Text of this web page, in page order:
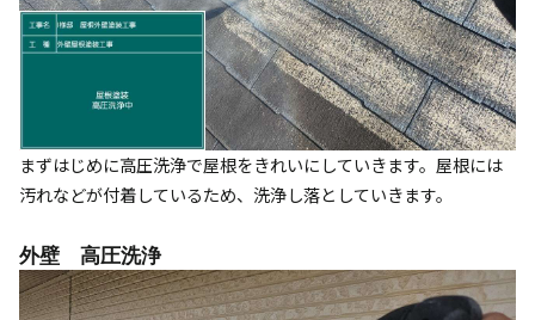
まずはじめに高圧洗浄で屋根をきれいにしていきます。屋根には
汚れなどが付着しているため、洗浄し落としていきます。
外壁 高圧洗浄